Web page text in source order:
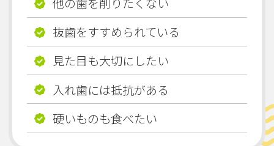
抜歯をすすめられている
見た目も大切にしたい
入れ歯には抵抗がある
硬いものも食べたい